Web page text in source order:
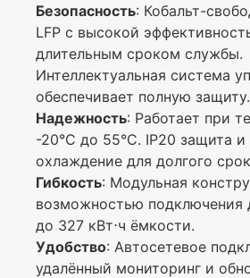
Безопасность: Кобальт-
LFP с высокой
длительным сроком службы.
Интеллектуальная система
обеспечивает полную защиту.
Надежность: Работает при
-20°C до 55°C. IP20 защита и
охлаждение для долгого
Гибкость: Модульная
возможностью подключения
до 327 кВт⋅ч ёмкости.
Удобство: Автосетевое
удалённый мониторинг и